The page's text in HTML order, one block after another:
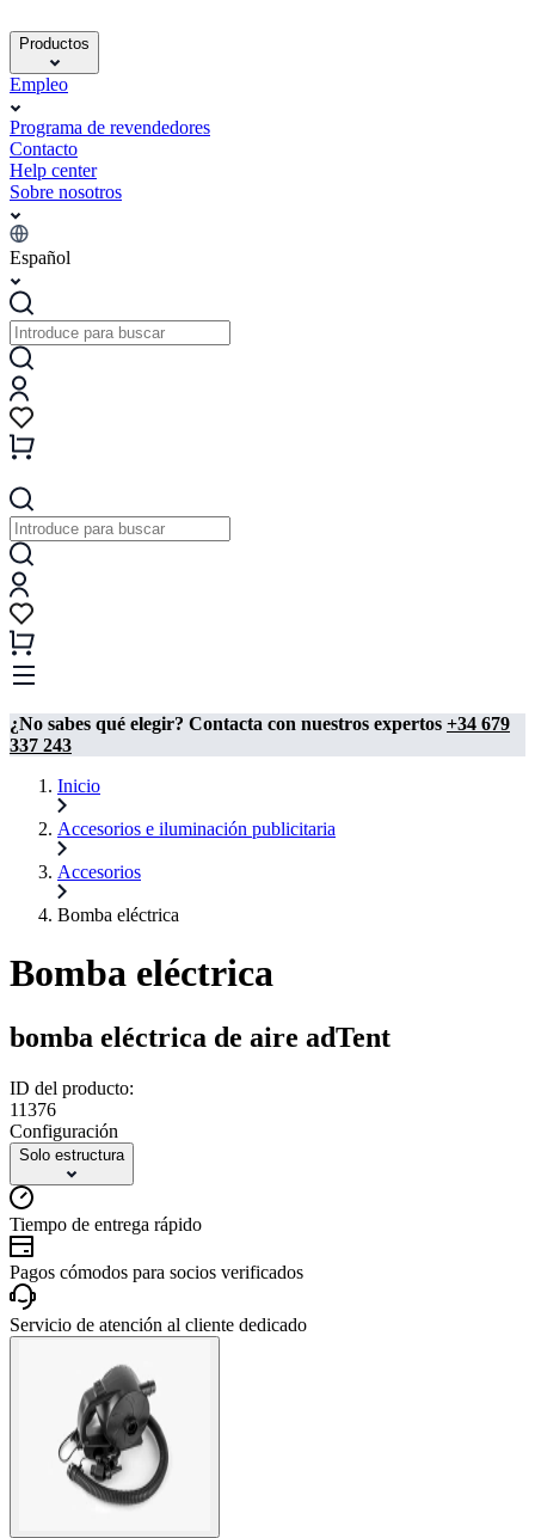
Productos
Empleo
Programa de revendedores
Contacto
Help center
Sobre nosotros
Español
¿No sabes qué elegir? Contacta con nuestros expertos +34 679
337 243
Inicio
Accesorios e iluminación publicitaria
Accesorios
Bomba eléctrica
Bomba eléctrica
bomba eléctrica de aire adTent
ID del producto:
11376
Configuración
Solo estructura
Tiempo de entrega rápido
Pagos cómodos para socios verificados
Servicio de atención al cliente dedicado